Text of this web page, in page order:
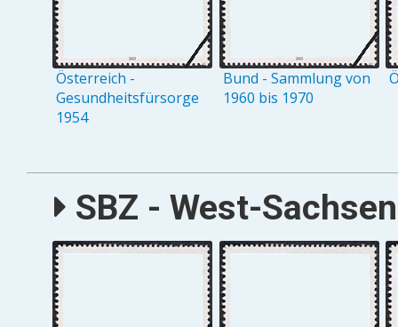
Österreich -
Gesundheitsfürsorge
1954
Bund - Sammlung von
1960 bis 1970
SBZ - West-